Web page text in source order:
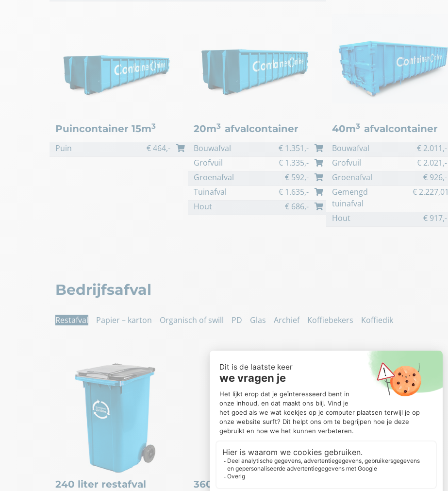
Puincontainer 15m3
Puin €464,-
20m3 afvalcontainer
Bouwafval € 1.351,-
Grofvuil
€ 1.335,-
Groenafval
€ 592,-
Tuinafval
€ 1.635,-
Hout
€ 686,-
40m3 afvalcontainer
Bouwafval € 2.011,-
Grofvuil
€ 2.021,-
Groenafval
€ 926,-
Gemengd
tuinafval
€ 2.227,01
Hout € 917,-
Bedrijfsafval
Restafval Papier – karton Organisch of swill PD Glas Archief Koffiebekers Koffiedik
240 liter restafval 360 liter restafval